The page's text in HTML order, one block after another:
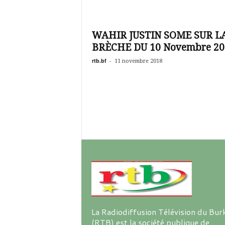
i
WAHIR JUSTIN SOME SUR
BRÈCHE DU 10 Novembre
rtb.bf - 11 novembre 2018
La Radiodiffusion Télévision du
(RTB) est la société publique de